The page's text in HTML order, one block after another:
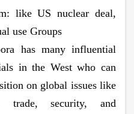
like US nuclear deal,
use Groups
has many influential
in the West who can
on global issues like
trade, security, and